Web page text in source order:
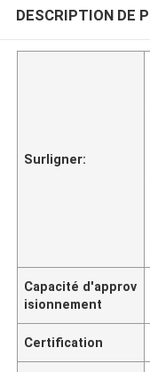
DESCRIPTION DE
Surligner:
Capacité d'approv
isionnement
Certification